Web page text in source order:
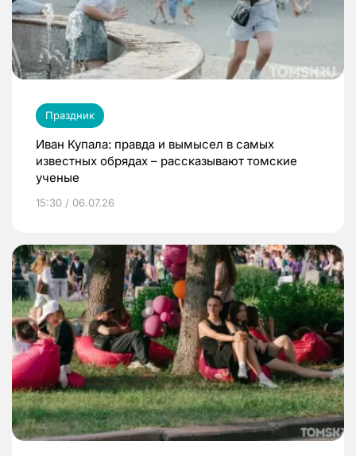
Праздник
Иван Купала: правда и вымысел в самых
известных обрядах – рассказывают томские
ученые
15:30 / 06.07.26